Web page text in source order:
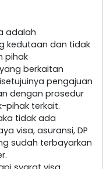
adalah
kedutaan dan tidak
pihak
berkaitan
pengajuan
dengan prosedur
pihak terkait.
tidak ada
visa, asuransi, DP
sudah terbayarkan